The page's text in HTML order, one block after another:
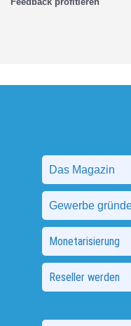
Das Magazin
Gewerbe
Monetarisierung
Reseller werden